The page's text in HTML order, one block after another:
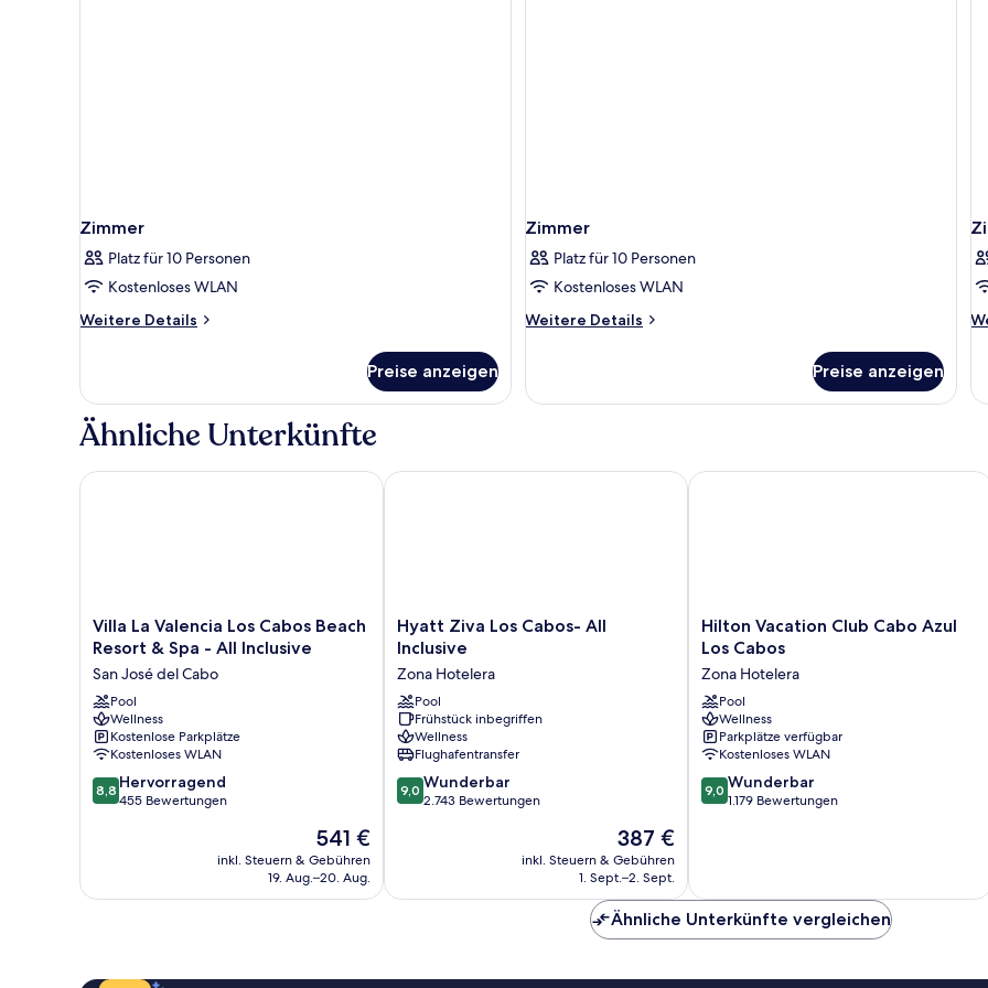
Zimmer
Platz für 10 Personen
Kostenloses WLAN
Weitere Details
Weitere
Preise anzeigen
Zimmer
Platz für 10 Personen
Kostenloses WLAN
Weitere Details
Weitere
Preise anzeigen
Ähnliche Unterkünfte
Villa
La
Los
Cabos
Beach
Resort
&
Spa
-
del
Villa La Valencia Los Cabos Beach
Resort & Spa - All Inclusive
San José del Cabo
Pool
Wellness
Kostenlose Parkplätze
Kostenloses WLAN
8.8
von
8,8 Hervorragend
455 Bewertungen
Der
Preis
beträgt
541 €
inkl. Steuern & Gebühren
19. Aug.–20. Aug.
Villa La Valencia Los Cabos Beach Resort & Spa - All Inclusive
Hyatt
Ziva
Cabos-
All
Inclusive
Zona
Hotelera
Hyatt Ziva Los Cabos- All
Inclusive
Zona Hotelera
Pool
Frühstück inbegriffen
Wellness
Flughafentransfer
9.0
von
9,0 Wunderbar
2.743 Bewertungen
Der
Preis
beträgt
387 €
inkl. Steuern & Gebühren
1. Sept.–2. Sept.
Hyatt Ziva Los Cabos- All Inclusive
Hilton
Vacation
Cabo
Azul
Los
Cabos
Zona
Hotelera
Hilton Vacation Club Cabo Azul
Los Cabos
Zona Hotelera
Pool
Wellness
Parkplätze verfügbar
Kostenloses WLAN
9.0
von
9,0 Wunderbar
1.179 Bewertungen
Hilton Vacation Club Cabo Azul Los
Ähnliche Unterkünfte vergleichen